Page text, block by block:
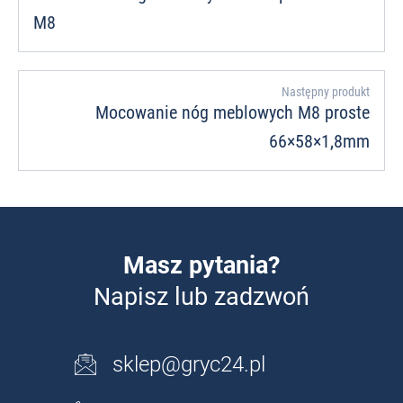
M8
Następny produkt
Mocowanie nóg meblowych M8 proste
66×58×1,8mm
Masz pytania?
Napisz lub zadzwoń
sklep@gryc24.pl